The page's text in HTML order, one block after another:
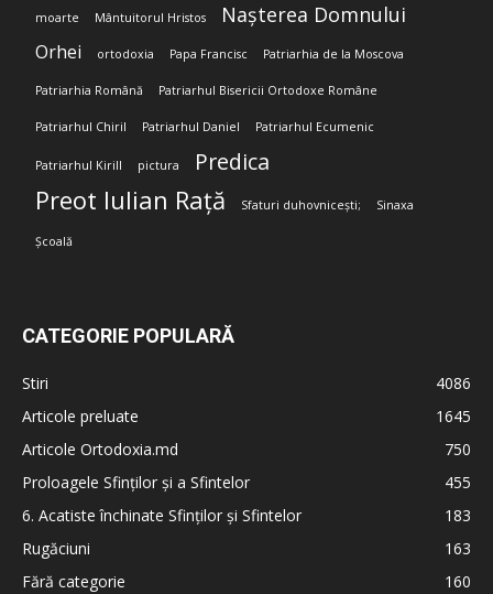
moarte Mântuitorul Hristos Nașterea Domnului
Orhei ortodoxia Papa Francisc Patriarhia de la Moscova
Patriarhia Română Patriarhul Bisericii Ortodoxe Române
Patriarhul Chiril Patriarhul Daniel Patriarhul Ecumenic
Patriarhul Kirill pictura Predica
Preot Iulian Rață Sfaturi duhovnicești; Sinaxa
Școală
CATEGORIE POPULARĂ
Stiri
4086
Articole preluate
1645
Articole Ortodoxia.md
750
Proloagele Sfinților și a Sfintelor
455
6. Acatiste închinate Sfinților și Sfintelor
183
Rugăciuni
163
Fără categorie
160